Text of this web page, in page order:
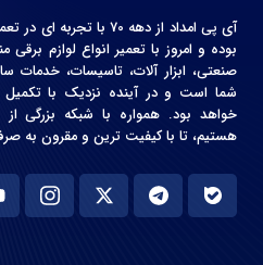
آی پی امداد از دهه 70 با
بوده و امروز با تعمیر انواع لوازم
صنعتی، ابزار آلات، تاسیسات، خدمات
شما است و در آینده نزدیک با تکمیل
خواهد بود. همواره با شبکه بزرگی
هستیم، تا با کیفیت ترین و مقرون به